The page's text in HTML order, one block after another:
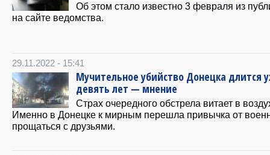
Об этом стало известно 3 февраля из
на сайте ведомства.
29.11.2022 - 15:41
Мучительное убийство Донецка длится
девять лет — мнение
Страх очередного обстрела витает в
Именно в Донецке к мирным перешла привычка от
прощаться с друзьями.